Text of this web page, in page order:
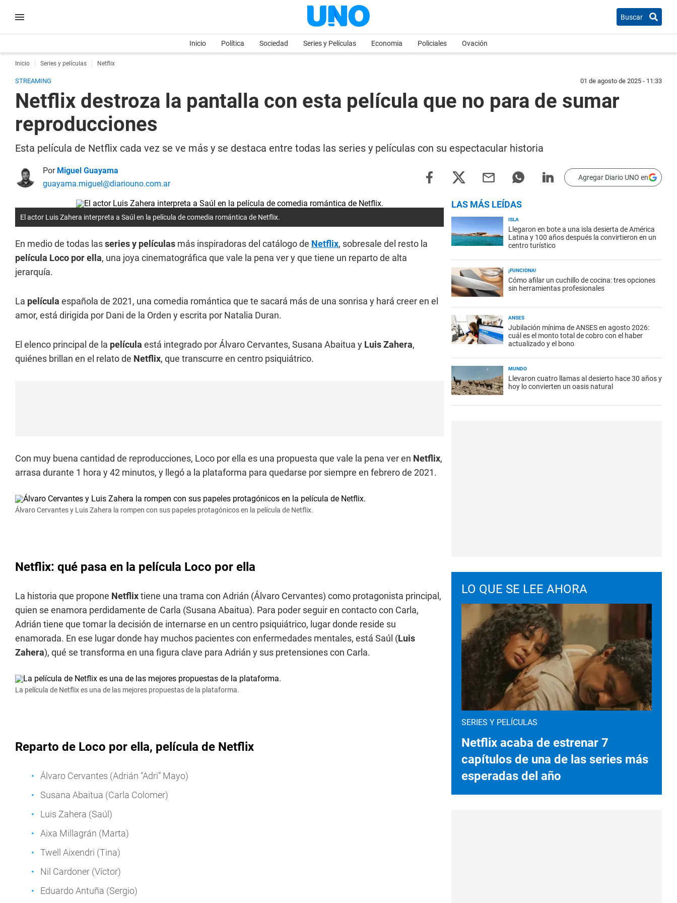
Buscar
Inicio Política Sociedad Series y Películas Economia Policiales Ovación
Inicio Series y películas Netflix
STREAMING 01 de agosto de 2025 - 11:33
Netflix destroza la pantalla con esta película que no para de sumar
reproducciones
Esta película de Netflix cada vez se ve más y se destaca entre todas las series y películas con su espectacular historia
Por Miguel Guayama
guayama.miguel@diariouno.com.ar
Agregar Diario UNO en
El actor Luis Zahera interpreta a Saúl en la película de comedia romántica de Netflix.
En medio de todas lasseries y películas más inspiradoras del catálogo de Netflix, sobresale del resto la
película Loco por ella, una joya cinematográfica que vale la pena ver y que tiene un reparto de alta
jerarquía.
La película española de 2021, una comedia romántica que te sacará más de una sonrisa y hará creer en el
amor, está dirigida por Dani de la Orden y escrita por Natalia Duran.
El elenco principal de la película está integrado por Álvaro Cervantes, Susana Abaitua y Luis Zahera,
quiénes brillan en el relato de Netflix, que transcurre en centro psiquiátrico.
Con muy buena cantidad de reproducciones, Loco por ella es una propuesta que vale la pena ver en Netflix,
arrasa durante 1 hora y 42 minutos, y llegó a la plataforma para quedarse por siempre en febrero de 2021.
Álvaro Cervantes y Luis Zahera la rompen con sus papeles protagónicos en la película de Netflix.
Netflix: qué pasa en la película Loco por ella
La historia que propone Netflixtiene una trama con Adrián (Álvaro Cervantes) como protagonista principal,
quien se enamora perdidamente de Carla (Susana Abaitua). Para poder seguir en contacto con Carla,
Adrián tiene que tomar la decisión de internarse en un centro psiquiátrico, lugar donde reside su
enamorada. En ese lugar donde hay muchos pacientes con enfermedades mentales, está Saúl (Luis
Zahera), qué se transforma en una figura clave para Adrián y sus pretensiones con Carla.
La película de Netflix es una de las mejores propuestas de la plataforma.
Reparto de Loco por ella, película de Netflix
Álvaro Cervantes (Adrián “Adri” Mayo)
Susana Abaitua (Carla Colomer)
Luis Zahera (Saúl)
Aixa Millagrán (Marta)
Twell Aixendri (Tina)
Nil Cardoner (Víctor)
Eduardo Antuña (Sergio)
LAS MÁS LEÍDAS
ISLA
Llegaron en bote a una isla desierta de América
Latina y 100 años después la convirtieron en un
centro turístico
¡FUNCIONA!
Cómo afilar un cuchillo de cocina: tres opciones
sin herramientas profesionales
ANSES
Jubilación mínima de ANSES en agosto 2026:
cuál es el monto total de cobro con el haber
actualizado y el bono
MUNDO
Llevaron cuatro llamas al desierto hace 30 años y
hoy lo convierten un oasis natural
LO QUE SE LEE AHORA
SERIES Y PELÍCULAS
Netflix acaba de estrenar 7
capítulos de una de las series más
esperadas del año